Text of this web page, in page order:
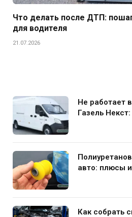
Что делать после ДТП:
для водителя
21.07.2026
Не работает
Газель
авто: плюсы
Как собрать